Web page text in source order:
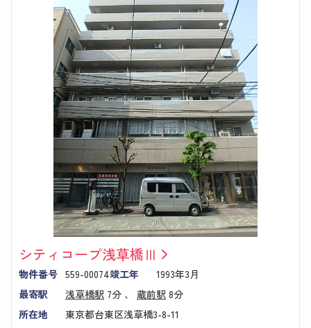
シティコープ浅草橋Ⅲ
物件番号 559-00074竣工年
1993年3月
最寄駅
浅草橋駅 7分 、 蔵前駅 8分
所在地
東京都台東区浅草橋3-8-11